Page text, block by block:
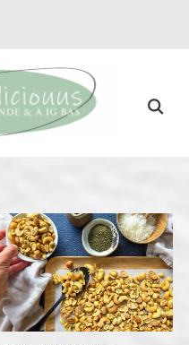
Search